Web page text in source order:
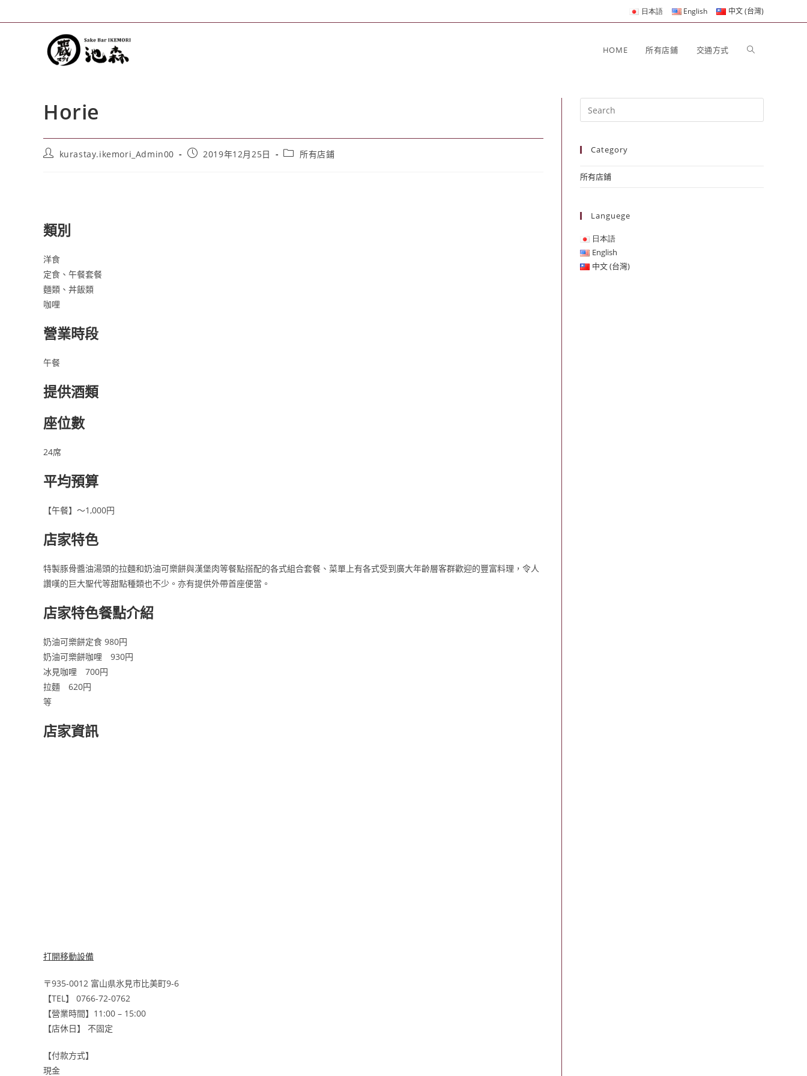
日本語 English 中文 (台灣)
HOME 所有店鋪 交通方式
Horie
kurastay.ikemori_Admin00 2019年12月25日 所有店鋪
類別
洋食
定食、午餐套餐
麵類、丼飯類
咖哩
營業時段
午餐
提供酒類
座位數
24席
平均預算
【午餐】～1,000円
店家特色
特製豚骨醬油湯頭的拉麵和奶油可樂餅與漢堡肉等餐點搭配的各式組合套餐、菜單上有各式受到廣大年齡層客群歡迎的豐富料理，令人
讚嘆的巨大聖代等甜點種類也不少。亦有提供外帶首座便當。
店家特色餐點介紹
奶油可樂餅定食 980円
奶油可樂餅咖哩 930円
冰見咖哩 700円
拉麵 620円
等
店家資訊
打開移動設備
〒935-0012 富山県氷見市比美町9-6
【TEL】 0766-72-0762
【營業時間】11:00 – 15:00
【店休日】 不固定
【付款方式】
現金
Category
所有店鋪
Languege
日本語
English
中文 (台灣)